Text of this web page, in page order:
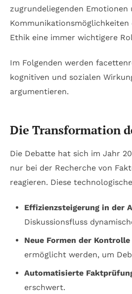
zugrundeliegenden
Ethik eine immer wichtigere
Im Folgenden werden
kognitiven und sozialen
argumentieren.
Die Transformation
Die Debatte hat sich im Jahr
nur bei der Recherche von
reagieren. Diese
Effizienzsteigerung in der
Diskussionsfluss
Neue Formen der
ermöglicht werden, um
Automatisierte
erschwert.